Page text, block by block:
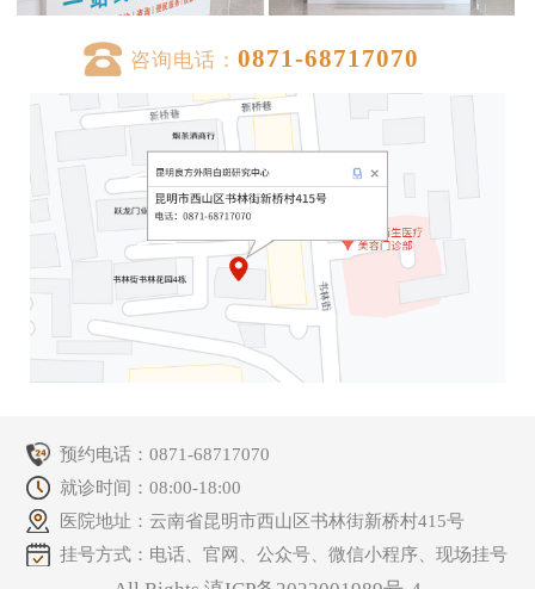
咨询电话：0871-68717070
预约电话：0871-68717070
就诊时间：08:00-18:00
医院地址：云南省昆明市西山区书林街新桥村415号
挂号方式：电话、官网、公众号、微信小程序、现场挂号